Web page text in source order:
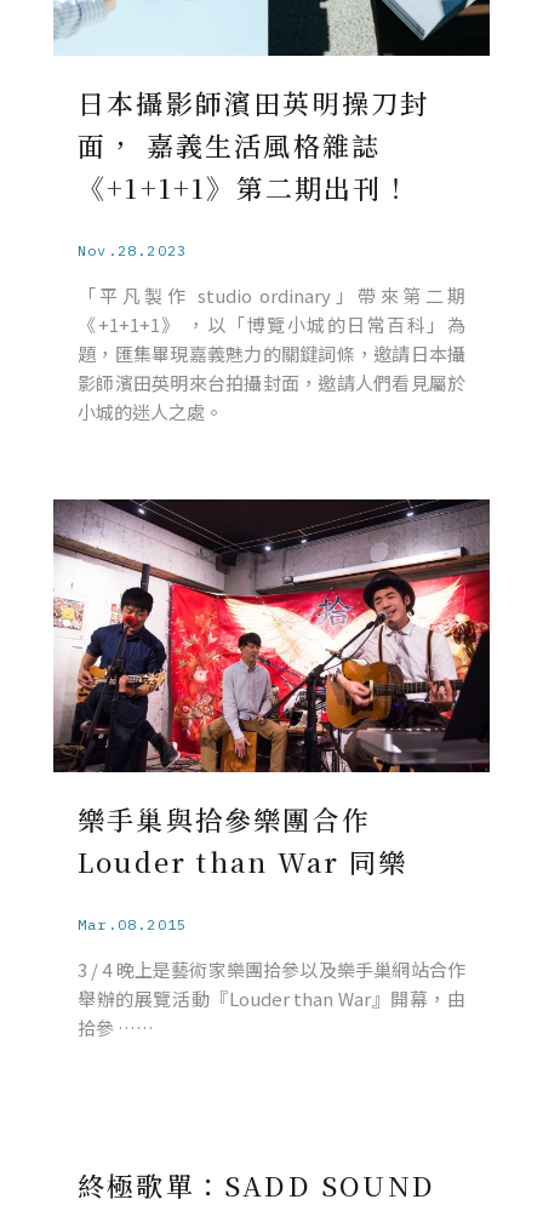
日本攝影師濱田英明操刀封
面， 嘉義生活風格雜誌
《+1+1+1》第二期出刊！
Nov.28.2023
「平凡製作 studio ordinary」帶來第二期
《+1+1+1》 ，以「博覽小城的日常百科」為
題，匯集畢現嘉義魅力的關鍵詞條，邀請日本攝
影師濱田英明來台拍攝封面，邀請人們看見屬於
小城的迷人之處。
樂手巢與拾參樂團合作
Louder than War 同樂
Mar.08.2015
3 / 4 晚上是藝術家樂團拾參以及樂手巢網站合作
舉辦的展覽活動『Louder than War』開幕，由
拾參 ……
終極歌單：SADD SOUND